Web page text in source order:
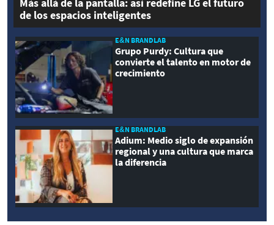
Más allá de la pantalla: así redefine LG el futuro
de los espacios inteligentes
E&N BRANDLAB
Grupo Purdy: Cultura que
convierte el talento en motor de
crecimiento
E&N BRANDLAB
Adium: Medio siglo de expansión
regional y una cultura que marca
la diferencia